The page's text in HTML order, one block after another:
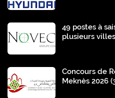
49 postes à
plusieurs villes
Concours de
Meknès 2026